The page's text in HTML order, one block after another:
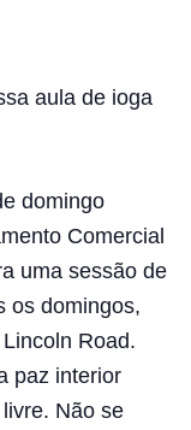
aula de ioga
domingo
Comercial
uma sessão de
os domingos,
Road.
paz interior
Não se